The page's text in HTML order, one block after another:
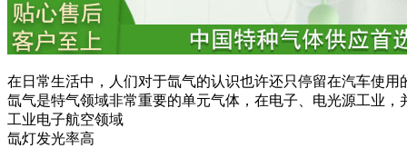
在日常生活中，人们对于氙气的认识也许还只停留在汽车使
氙气是特气领域非常重要的单元气体，在电子、电光源工业
工业电子航空领域
氙灯发光率高